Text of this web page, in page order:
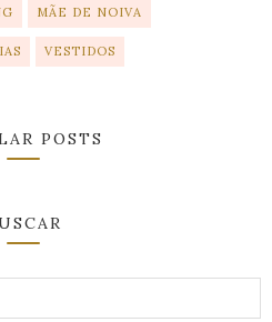
MÃE DE NOIVA
VESTIDOS
POSTS